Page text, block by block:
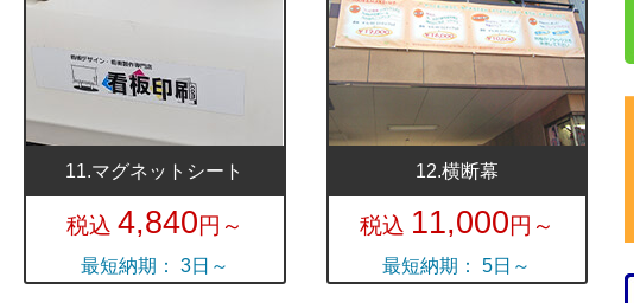
11.マグネットシート
税込 4,840円～
最短納期： 3日～
12.横断幕
税込 11,000円～
最短納期： 5日～